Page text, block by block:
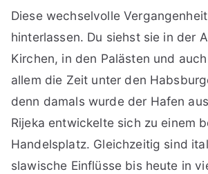
Diese wechselvolle
hinterlassen. Du siehst sie in der
Kirchen, in den Palästen und
allem die Zeit unter den
denn damals wurde der Hafen
Rijeka entwickelte sich zu einem
Handelsplatz. Gleichzeitig sind
slawische Einflüsse bis heute in